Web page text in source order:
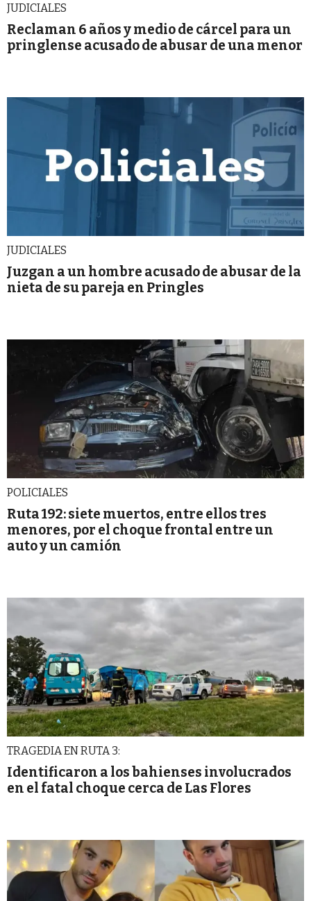
JUDICIALES
Reclaman 6 años y medio de cárcel para un
pringlense acusado de abusar de una menor
JUDICIALES
Juzgan a un hombre acusado de abusar de la
nieta de su pareja en Pringles
POLICIALES
Ruta 192: siete muertos, entre ellos tres
menores, por el choque frontal entre un
auto y un camión
TRAGEDIA EN RUTA 3:
Identificaron a los bahienses involucrados
en el fatal choque cerca de Las Flores